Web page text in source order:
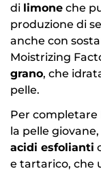
di limone che
produzione di
anche con
Moistrizing
grano, che
pelle.
Per
la pelle
acidi esfolianti
e tartarico, che